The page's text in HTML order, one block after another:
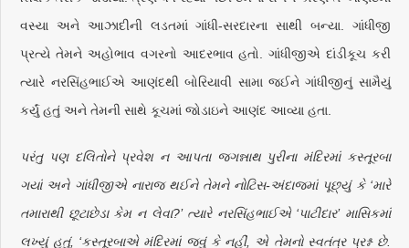
વસ્યા અને આઝાદીની લડતમાં ગાંધી-સરદારના સાથી બન્યા. ગાંધીજી
પ્રત્યે તેમને અહોભાવ વગરનો આદરભાવ હતો. ગાંધીજીએ દાંડીકૂચ કરી
ત્યારે નરસિંહભાઈએ આણંદથી બોરિયાવી સામા જઈને ગાંધીજીનું સામૈયું
કર્યું હતું અને તેમની સાથે કૂચમાં જોડાઇને આણંદ આવ્યા હતા.
પરંતુ પણ દલિતોને પ્રવેશ ન આપતા જગન્નાથ પુરીના મંદિરમાં કસ્તૂરબા
ગયાં અને ગાંધીજીએ નારાજ થઈને તેમને નોટિસ-અંદાજમાં પૂછ્‌યું કે ‘મારે
તમારાથી છૂટાછેડા કેમ ન લેવા?’ ત્યારે નરસિંહભાઈએ ‘પાટીદાર’ માસિકમાં
લખ્યું હતું, ‘કસ્તૂરબાએ મંદિરમાં જવું કે નહીં, એ તેમનો સ્વતંત્ર પ્રશ્ન છે.